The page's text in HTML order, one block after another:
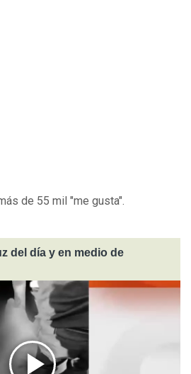
de 55 mil "me gusta".
del día y en medio de